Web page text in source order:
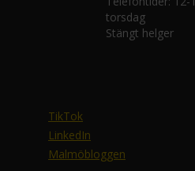
torsdag
Stängt helger
TikTok
LinkedIn
Malmöbloggen